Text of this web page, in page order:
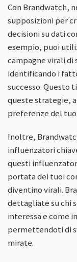
Con Brandwatch,
supposizioni per
decisioni su dati
esempio, puoi
campagne virali di
identificando i
successo. Questo
queste strategie,
preferenze del
Inoltre,
influenzatori
questi
portata dei tuoi
diventino virali.
dettagliate su chi
interessa e come
permettendoti di
mirate.